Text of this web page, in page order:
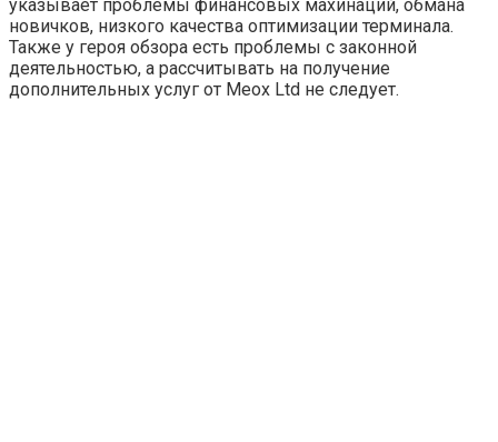
указывает проблемы финансовых махинаций, обмана
новичков, низкого качества оптимизации терминала.
Также у героя обзора есть проблемы с законной
деятельностью, а рассчитывать на получение
дополнительных услуг от Meox Ltd не следует.